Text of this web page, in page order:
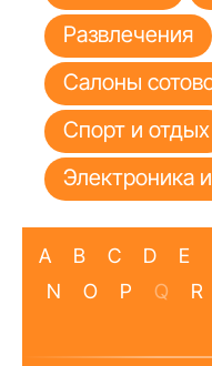
Развлечения
Салоны
Спорт и отдых
Электроника
A B C D E
N
O P Q R